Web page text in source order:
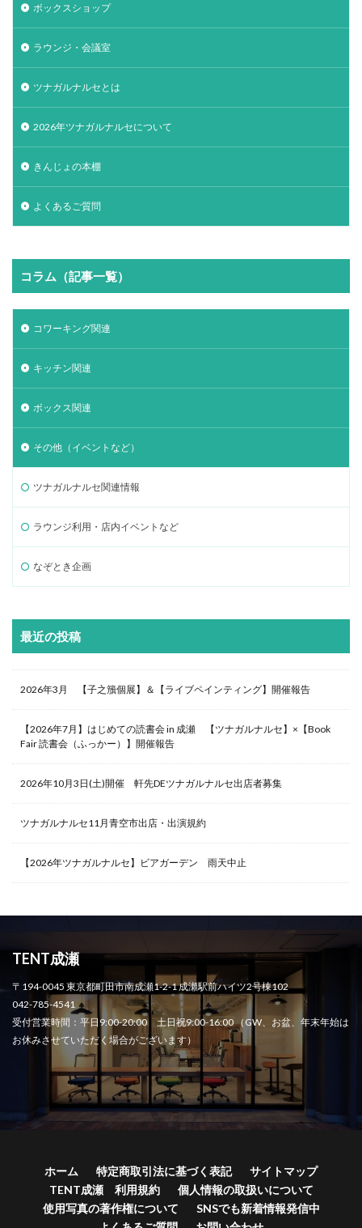
ボックスショップ
ラウンジ・会議室
ツナガルナルセとは
2026年ツナガルナルセについて
きんじょの本棚
よくあるご質問
コラム（記事一覧）
コワーキング関連
キッチン関連
ボックス関連
その他（イベントなど）
ツナガルナルセ関連情報
ラウンジ利用・店内イベントなど
なぞとき企画
最近の投稿
2026年3月 【子之籏個展】＆【ライブペインティング】開催報告
【2026年7月】はじめての読書会 in 成瀬 【ツナガルナルセ】×【Book
Fair 読書会（ふっかー）】開催報告
2026年10月3日(土)開催 軒先DEツナガルナルセ出店者募集
ツナガルナルセ11月青空市出店・出演規約
【2026年ツナガルナルセ】ビアガーデン 雨天中止
TENT成瀬
〒194-0045 東京都町田市南成瀬1-2-1 成瀬駅前ハイツ2号棟102
042-785-4541
受付営業時間：平日9:00-20:00 土日祝9:00-16:00 （GW、お盆、年末年始は
お休みさせていただく場合がございます）
ホーム 特定商取引法に基づく表記
サイトマップ
TENT成瀬 利用規約
個人情報の取扱いについて
使用写真の著作権について
SNSでも新着情報発信中